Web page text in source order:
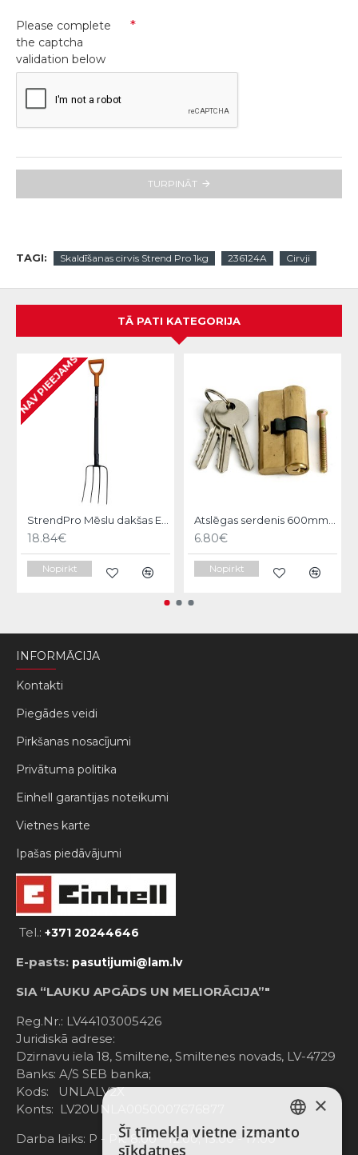
Please complete
the captcha
validation below
TURPINĀT
TAGI: Skaldīšanas cirvis Strend Pro 1kg 236124A Cirvji
TĀ PATI KATEGORIJA
NAV PIEEJAMS
StrendPro Mēslu dakšas ErgoLine1200
18.84€
Nopirkt
Atslēgas serdenis 600mm Strend pro
6.80€
Nopirkt
INFORMĀCIJA
Kontakti
Piegādes veidi
Pirkšanas nosacījumi
Privātuma politika
Einhell garantijas noteikumi
Vietnes karte
Ipašas piedāvājumi
Tel.: +371 20244646
E-pasts: pasutijumi@lam.lv
SIA “LAUKU APGĀDS UN MELIORĀCIJA”"
Reg.Nr.: LV44103005426
Juridiskā adrese:
Dzirnavu iela 18, Smiltene, Smiltenes novads, LV-4729
Banks: A/S SEB banka;
Kods: UNLALV2X
Konts: LV20UNLA0050007676877
Darba laiks: P - Pk. 8:00 - 12:00; 13:00 - 17:00
LATVIAN
×
Šī tīmekļa vietne izmanto
sīkdatnes